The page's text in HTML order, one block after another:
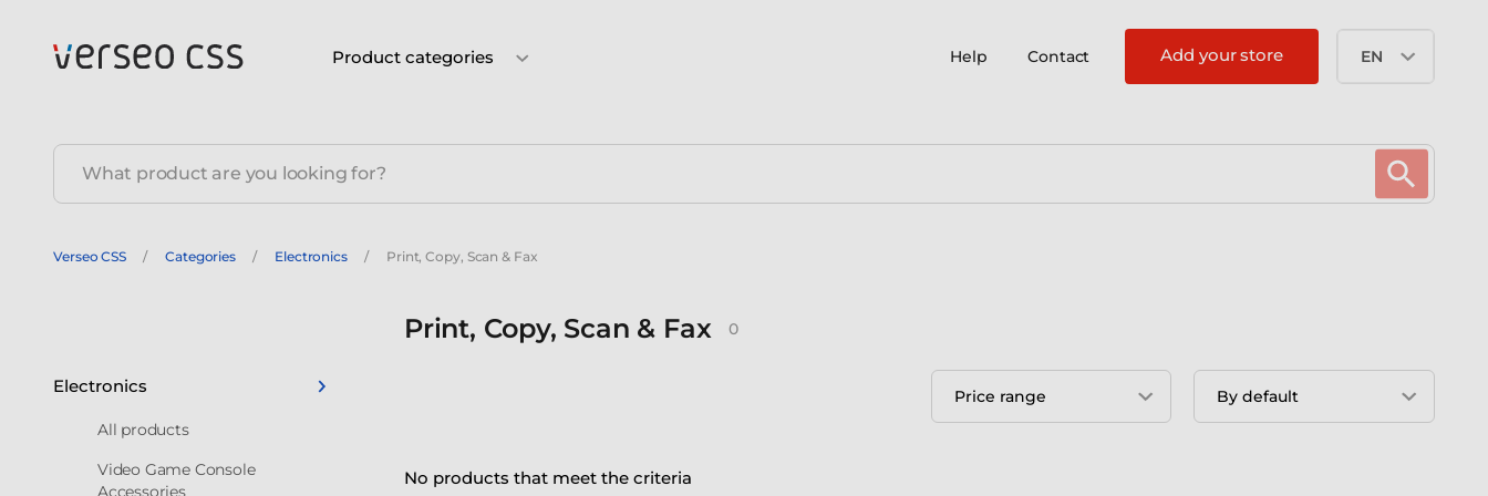
Product categories Help Contact Add your store EN
Verseo CSS Categories Electronics Print, Copy, Scan & Fax
Electronics
All products
Video Game Console
Accessories
Print, Copy, Scan & Fax 0
Price range By default
No products that meet the criteria